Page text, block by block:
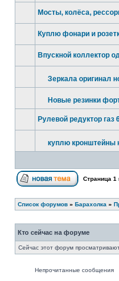
Мосты, колёса,
Куплю фонари и
Впускной коллектор
Зеркала оригинал
Новые резинки
Рулевой редуктор газ
куплю кронштейны
Страница 1
Список форумов » Барахолка »
Кто сейчас на форуме
Сейчас этот форум
Непрочитанные сообщения